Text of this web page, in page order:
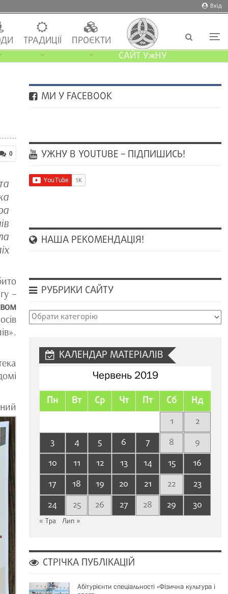
Вхід
ТРАДИЦІЇ
ПРОЄКТИ
САЙТ УжНУ
0
–
МИ У FACEBOOK
УЖНУ В YOUTUBE – ПІДПИШИСЬ!
НАША РЕКОМЕНДАЦІЯ!
РУБРИКИ САЙТУ
Рубрики
КАЛЕНДАР МАТЕРІАЛІВ
Червень 2019
Пн Вт Ср Чт Пт Сб Нд
1
2
3
4 5 6 7 8
9
10
11 12 13 14 15
16
17
18 19 20 21 22
23
24
25 26 27 28 29 30
« Тра Лип »
СТРІЧКА ПУБЛІКАЦІЙ
Абітурієнти спеціальності «Фізична культура і